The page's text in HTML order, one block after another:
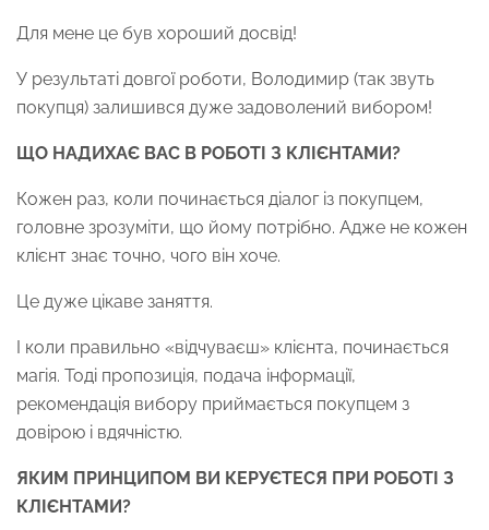
Для мене це був хороший досвід!
У результаті довгої роботи, Володимир (так звуть
покупця) залишився дуже задоволений вибором!
ЩО НАДИХАЄ ВАС В РОБОТІ З КЛІЄНТАМИ?
Кожен раз, коли починається діалог із покупцем,
головне зрозуміти, що йому потрібно. Адже не кожен
клієнт знає точно, чого він хоче.
Це дуже цікаве заняття.
І коли правильно «відчуваєш» клієнта, починається
магія. Тоді пропозиція, подача інформації,
рекомендація вибору приймається покупцем з
довірою і вдячністю.
ЯКИМ ПРИНЦИПОМ ВИ КЕРУЄТЕСЯ ПРИ РОБОТІ З
КЛІЄНТАМИ?